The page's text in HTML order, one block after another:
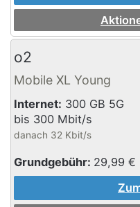
o2
Mobile XL Young
Internet: 300 GB 5G
bis 300 Mbit/s
danach 32 Kbit/s
Grundgebühr: 29,99 €